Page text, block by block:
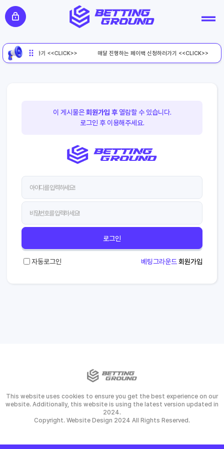
이백 신청하러가기 <<CLICK>> 매달 진행하는 페이백 신청하러가기 <<CLICK>>
이 게시물은회원가입 후열람할 수 있습니다.
로그인 후 이용해주세요.
로그인
자동로그인 베팅그라운드 회원가입
This website uses cookies to ensure you get the best experience on our
website. Additionally, this website is using the latest version updated in
2024.
Copyright. Website Design 2024 All Rights Reserved.